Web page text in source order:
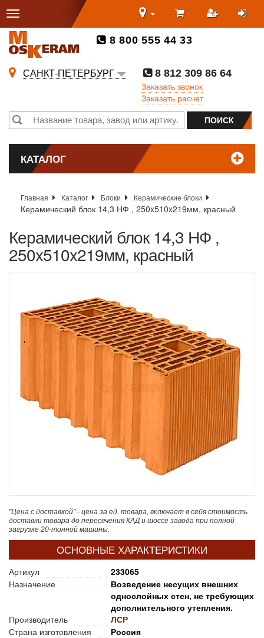
8 800 555 44 33
САНКТ-ПЕТЕРБУРГ
8 812 309 86 64
Заказать звонок
Заказать расчет
КАТАЛОГ
Главная Каталог Блоки Керамические блоки
Керамический блок 14,3 НФ , 250x510x219мм, красный
Керамический блок 14,3 НФ ,
250x510x219мм, красный
"Цена с доставкой" - цена за ед. товара, включает в себя стоимость
доставки товара до пересечения КАД и шоссе завода при полной
загрузке 20-тонной машины.
ОСНОВНЫЕ ХАРАКТЕРИСТИКИ
Артикул
233065
Назначение
Возведение несущих внешних
однослойных стен, не требующих
дополнительного утепления.
Производитель
ЛСР
Страна изготовления
Россия